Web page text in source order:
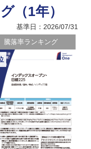
（1年）
基準日：2026/07/31
騰落率ランキング